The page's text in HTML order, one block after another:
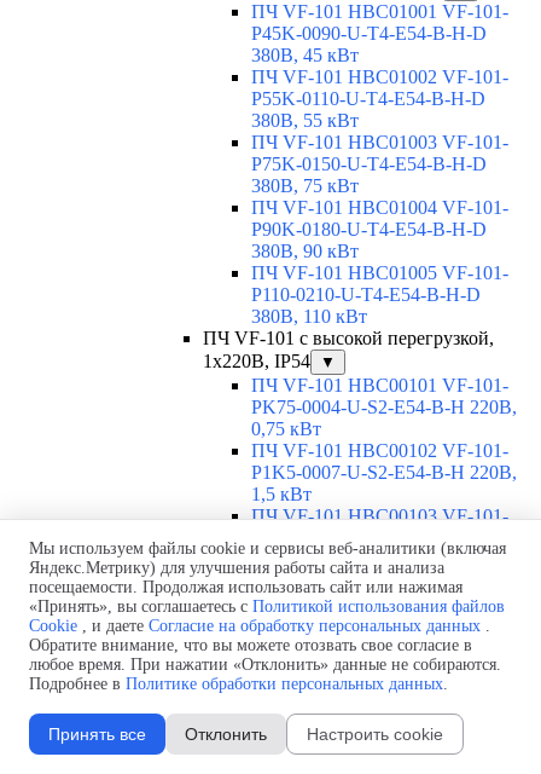
ПЧ VF-101 HBC01001 VF-101-
P45K-0090-U-T4-E54-B-H-D
380В, 45 кВт
ПЧ VF-101 HBC01002 VF-101-
P55K-0110-U-T4-E54-B-H-D
380В, 55 кВт
ПЧ VF-101 HBC01003 VF-101-
P75K-0150-U-T4-E54-B-H-D
380В, 75 кВт
ПЧ VF-101 HBC01004 VF-101-
P90K-0180-U-T4-E54-B-H-D
380В, 90 кВт
ПЧ VF-101 HBC01005 VF-101-
P110-0210-U-T4-E54-B-H-D
380В, 110 кВт
ПЧ VF-101 с высокой перегрузкой,
1х220В, IP54
▼
ПЧ VF-101 HBC00101 VF-101-
PK75-0004-U-S2-E54-B-H 220В,
0,75 кВт
ПЧ VF-101 HBC00102 VF-101-
P1K5-0007-U-S2-E54-B-H 220В,
1,5 кВт
ПЧ VF-101 HBC00103 VF-101-
P2K2-0010-U-S2-E54-B-H 220В,
2,2 кВт
ПЧ VF-101 HBC00104 VF-101-
P4K0-0016-U-S2-E54-B-H 220В, 4
кВт
ПЧ VF-101 HBC00105 VF-101-
P5K5-0020-U-S2-E54-B-H 220В,
5,5 кВт
ПЧ VF-101 HBC00106 VF-101-
P7K5-0030-U-S2-E54-B-H 220В,
7,5 кВт
Мы используем файлы cookie и сервисы веб-аналитики (включая
Яндекс.Метрику) для улучшения работы сайта и анализа
посещаемости. Продолжая использовать сайт или нажимая
«Принять», вы соглашаетесь с Политикой использования файлов
Cookie , и даете Согласие на обработку персональных данных .
Обратите внимание, что вы можете отозвать свое согласие в
любое время. При нажатии «Отклонить» данные не собираются.
Подробнее в Политике обработки персональных данных.
Принять все Отклонить Настроить cookie